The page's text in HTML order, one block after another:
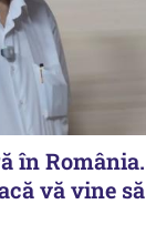
în
vă vine